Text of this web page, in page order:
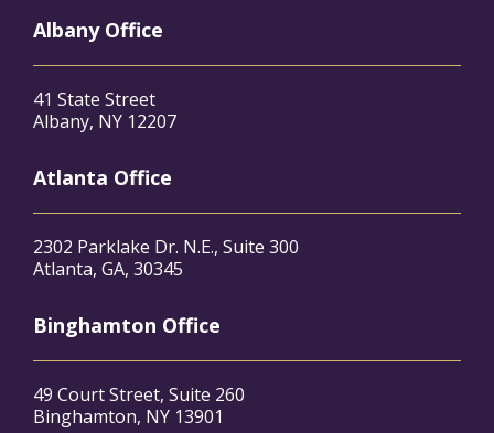
Albany Office
41 State Street
Albany, NY 12207
Atlanta Office
2302 Parklake Dr. N.E., Suite 300
Atlanta, GA, 30345
Binghamton Office
49 Court Street, Suite 260
Binghamton, NY 13901